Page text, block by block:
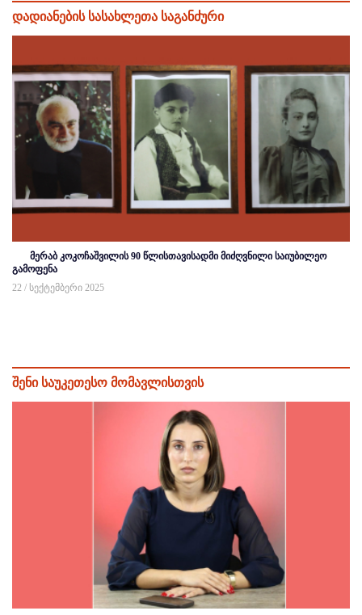
დადიანების სასახლეთა საგანძური
მერაბ კოკოჩაშვილის 90 წლისთავისადმი მიძღვნილი საიუბილეო
გამოფენა
22 / სექტემბერი 2025
შენი საუკეთესო მომავლისთვის